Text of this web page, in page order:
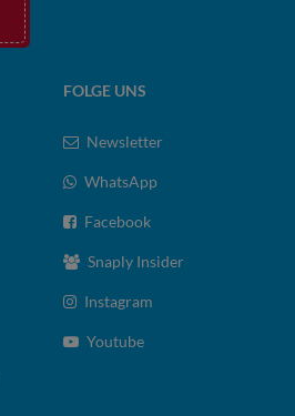
FOLGE UNS
Newsletter
WhatsApp
Facebook
Snaply Insider
Instagram
Youtube